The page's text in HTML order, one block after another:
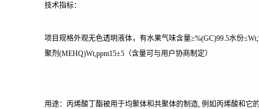
技术指标：
项目规格外观无色透明液体，有水果气味含量≥%(GC)99.5水份
聚剂(MEHQ)Wt,ppm15±5（含量可与用户协商制定）
用途： 丙烯酸丁酯被用于均聚体和共聚体的制造, 例如丙烯酸和它